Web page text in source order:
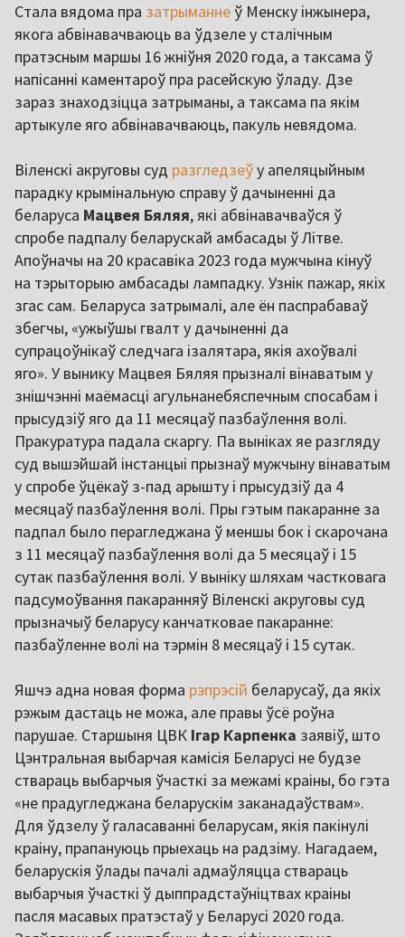
Стала вядома пра затрыманнеў Менску інжынера,
якога абвінавачваюць ва ўдзеле у сталічным
пратэсным маршы 16 жніўня 2020 года, а таксама ў
напісанні каментароў пра расейскую ўладу. Дзе
зараз знаходзіцца затрыманы, а таксама па якім
артыкуле яго абвінавачваюць, пакуль невядома.
Віленскі акруговы суд разгледзеўу апеляцыйным
парадку крымінальную справу ў дачыненні да
беларуса Мацвея Бяляя, які абвінавачваўся ў
спробе падпалу беларускай амбасады ў Літве.
Апоўначы на 20 красавіка 2023 года мужчына кінуў
на тэрыторыю амбасады лампадку. Узнік пажар, якіх
згас сам. Беларуса затрымалі, але ён паспрабаваў
збегчы, «ужыўшы гвалт у дачыненні да
супрацоўнікаў следчага ізалятара, якія ахоўвалі
яго». У вынику Мацвея Бяляя прызналі вінаватым у
знішчэнні маёмасці агульнанебяспечным спосабам і
прысудзіў яго да 11 месяцаў пазбаўлення волі.
Пракуратура падала скаргу. Па выніках яе разгляду
суд вышэйшай інстанцыі прызнаў мужчыну вінаватым
у спробе ўцёкаў з-пад арышту і прысудзіў да 4
месяцаў пазбаўлення волі. Пры гэтым пакаранне за
падпал было перагледжана ў меншы бок і скарочана
з 11 месяцаў пазбаўлення волі да 5 месяцаў і 15
сутак пазбаўлення волі. У выніку шляхам частковага
падсумоўвання пакаранняў Віленскі акруговы суд
прызначыў беларусу канчатковае пакаранне:
пазбаўленне волі на тэрмін 8 месяцаў і 15 сутак.
Яшчэ адна новая форма рэпрэсій беларусаў, да якіх
рэжым дастаць не можа, але правы ўсё роўна
парушае. Старшыня ЦВК Ігар Карпенка заявіў, што
Цэнтральная выбарчая камісія Беларусі не будзе
ствараць выбарчыя ўчасткі за межамі краіны, бо гэта
«не прадугледжана беларускім заканадаўствам».
Для ўдзелу ў галасаванні беларусам, якія пакінулі
краіну, прапануюць прыехаць на радзіму. Нагадаем,
беларускія ўлады пачалі адмаўляцца ствараць
выбарчыя ўчасткі ў дыппрадстаўніцтвах краіны
пасля масавых пратэстаў у Беларусі 2020 года.